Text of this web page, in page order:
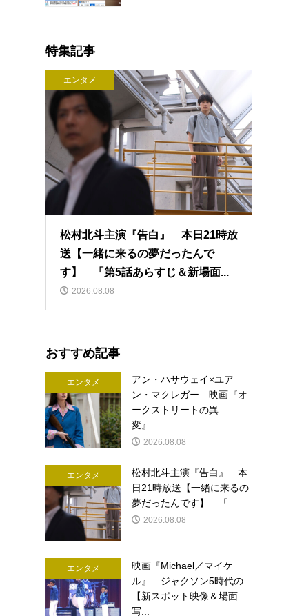
特集記事
エンタメ
松村北斗主演『告白』 本日21時放
送【一緒に来るの夢だったんで
す】 「第5話あらすじ＆新場面...
2026.08.08
おすすめ記事
エンタメ
アン・ハサウェイ×ユア
ン・マクレガー 映画『オ
ークストリートの異
変』 ...
2026.08.08
エンタメ
松村北斗主演『告白』 本
日21時放送【一緒に来るの
夢だったんです】 「...
2026.08.08
エンタメ
映画『Michael／マイケ
ル』 ジャクソン5時代の
【新スポット映像＆場面
写...